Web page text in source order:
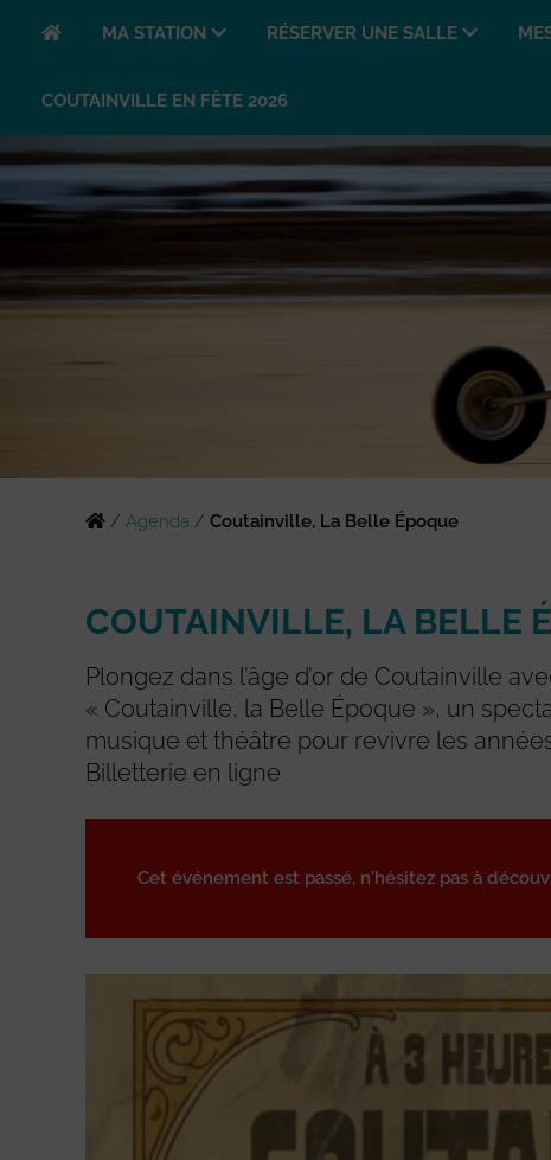
MA STATION RÉSERVER UNE SALLE
COUTAINVILLE EN FÊTE 2026
/ Agenda / Coutainville, La Belle Époque
COUTAINVILLE, LA BELLE
Plongez dans l’âge d’or de Coutainville
« Coutainville, la Belle Époque », un
musique et théâtre pour revivre les années
Billetterie en ligne
Cet événement est passé, n'hésitez pas à